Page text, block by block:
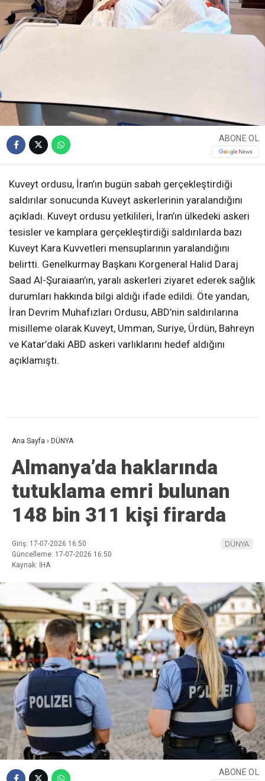
ABONE OL
Kuveyt ordusu, İran’ın bugün sabah gerçekleştirdiği
saldırılar sonucunda Kuveyt askerlerinin yaralandığını
açıkladı. Kuveyt ordusu yetkilileri, İran’ın ülkedeki askeri
tesisler ve kamplara gerçekleştirdiği saldırılarda bazı
Kuveyt Kara Kuvvetleri mensuplarının yaralandığını
belirtti. Genelkurmay Başkanı Korgeneral Halid Daraj
Saad Al-Şuraiaan’ın, yaralı askerleri ziyaret ederek sağlık
durumları hakkında bilgi aldığı ifade edildi. Öte yandan,
İran Devrim Muhafızları Ordusu, ABD’nin saldırılarına
misilleme olarak Kuveyt, Umman, Suriye, Ürdün, Bahreyn
ve Katar’daki ABD askeri varlıklarını hedef aldığını
açıklamıştı.
Ana Sayfa › DÜNYA
Almanya’da haklarında
tutuklama emri bulunan
148 bin 311 kişi firarda
Giriş: 17-07-2026 16:50
Güncelleme: 17-07-2026 16:50
Kaynak: İHA
DÜNYA
ABONE OL